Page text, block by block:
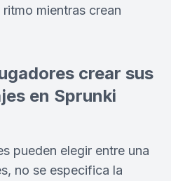
mientras crean
crear sus
en Sprunki
pueden elegir entre una
no se especifica la